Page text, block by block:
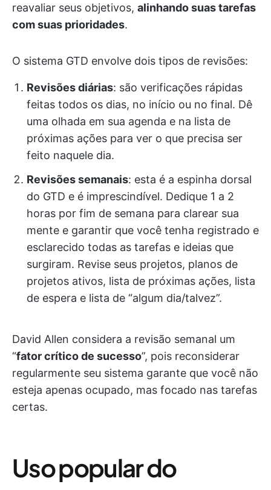
reavaliar seus objetivos, alinhando suas tarefas
com suas prioridades.
O sistema GTD envolve dois tipos de revisões:
Revisões diárias: são verificações rápidas
feitas todos os dias, no início ou no final. Dê
uma olhada em sua agenda e na lista de
próximas ações para ver o que precisa ser
feito naquele dia.
Revisões semanais: esta é a espinha dorsal
do GTD e é imprescindível. Dedique 1 a 2
horas por fim de semana para clarear sua
mente e garantir que você tenha registrado e
esclarecido todas as tarefas e ideias que
surgiram. Revise seus projetos, planos de
projetos ativos, lista de próximas ações, lista
de espera e lista de “algum dia/talvez”.
David Allen considera a revisão semanal um
“fator crítico de sucesso”, pois reconsiderar
regularmente seu sistema garante que você não
esteja apenas ocupado, mas focado nas tarefas
certas.
Uso popular do